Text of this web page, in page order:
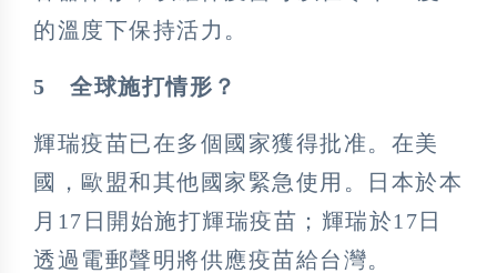
的溫度下保持活力。
5 全球施打情形？
輝瑞疫苗已在多個國家獲得批准。在美
國，歐盟和其他國家緊急使用。日本於本
月17日開始施打輝瑞疫苗；輝瑞於17日
透過電郵聲明將供應疫苗給台灣。